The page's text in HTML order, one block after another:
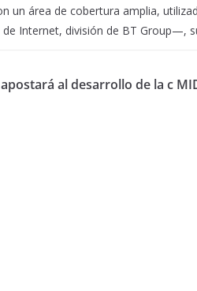
un área de cobertura amplia,
Internet, división de BT Group—,
al desarrollo de la c